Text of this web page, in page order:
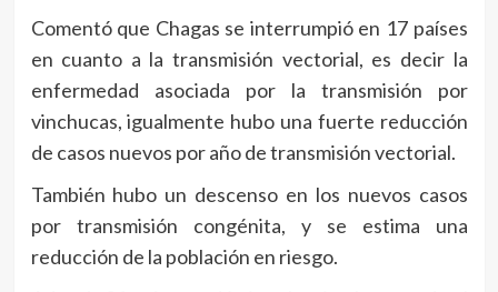
Comentó que Chagas se interrumpió en 17 países
en cuanto a la transmisión vectorial, es decir la
enfermedad asociada por la transmisión por
vinchucas, igualmente hubo una fuerte reducción
de casos nuevos por año de transmisión vectorial.
También hubo un descenso en los nuevos casos
por transmisión congénita, y se estima una
reducción de la población en riesgo.